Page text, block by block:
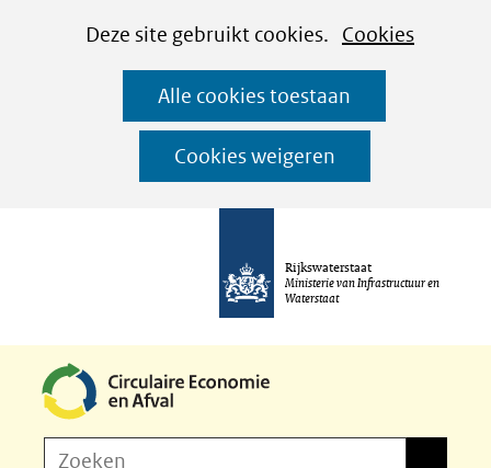
CookiesDeze site gebruikt cookies. Cookies
worden
toegestaan
geweigerd.
Alle cookies toestaan
Cookies weigeren
Ga
naar
de
inhoud
Rijkswaterstaat
Ministerie van Infrastructuur en
Waterstaat
Zoeken